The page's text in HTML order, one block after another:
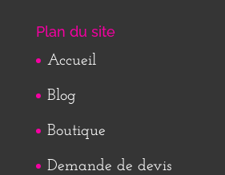
Plan du site
Accueil
Blog
Boutique
Demande de devis